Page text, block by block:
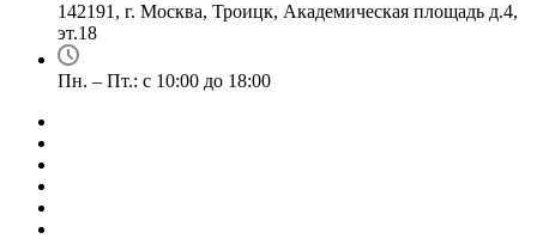
142191, г. Москва, Троицк, Академическая площадь д.4,
эт.18
Пн. – Пт.: с 10:00 до 18:00